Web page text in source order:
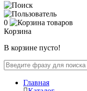
0
Корзина
В корзине пусто!
Главная